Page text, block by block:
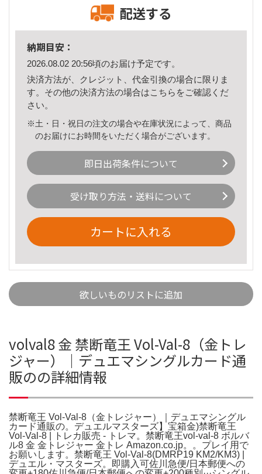
配送する
納期目安：
2026.08.02 20:56頃のお届け予定です。
決済方法が、クレジット、代金引換の場合に限りま
す。その他の決済方法の場合はこちら をご確認くだ
さい。
※土・日・祝日の注文の場合や在庫状況によって、商品
のお届けにお時間をいただく場合がございます。
即日出荷条件について
受け取り方法・送料について
カートに入れる
欲しいものリストに追加
volval8 金 禁断竜王 Vol-Val-8（金トレ
ジャー）｜デュエマシングルカード通
販のの詳細情報
禁断竜王 Vol-Val-8（金トレジャー）｜デュエマシングル
カード通販の。デュエルマスターズ】宝箱金)禁断竜王
Vol-Val-8 | トレカ販売 - トレマ。禁断竜王vol-val-8 ボルバ
ル8 金 金トレジャー 金トレ Amazon.co.jp。。プレイ用で
お願いします。禁断竜王 Vol-Val-8(DMRP19 KM2/KM3) |
デュエル・マスターズ。即購入可佐川急便/日本郵便への